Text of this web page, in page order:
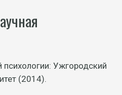
психологии: Ужгородский
(2014).